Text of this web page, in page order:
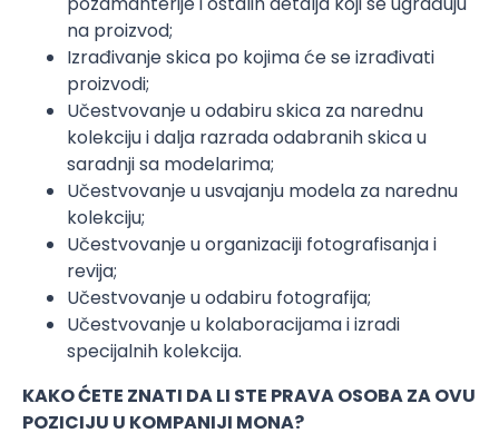
na proizvod;
Izrađivanje skica po kojima će se izrađivati
proizvodi;
Učestvovanje u odabiru skica za narednu
kolekciju i dalja razrada odabranih skica u
saradnji sa modelarima;
Učestvovanje u usvajanju modela za narednu
kolekciju;
Učestvovanje u organizaciji fotografisanja i
revija;
Učestvovanje u odabiru fotografija;
Učestvovanje u kolaboracijama i izradi
specijalnih kolekcija.
KAKO ĆETE ZNATI DA LI STE PRAVA OSOBA ZA OVU
POZICIJU U KOMPANIJI MONA?